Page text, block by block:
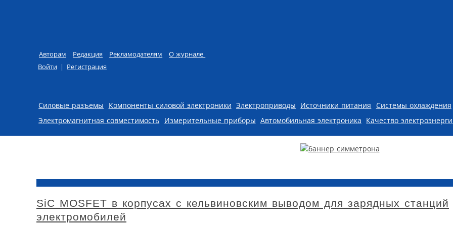
Авторам Редакция Рекламодателям
О журнале
Войти | Регистрация
Skip to content
Силовые разъемы Компоненты силовой электроники Электроприводы Источники питания Системы охлаждения
Электромагнитная совместимость Измерительные приборы Автомобильная электроника Качество
SiC MOSFET в корпусах с кельвиновским выводом для зарядных станций
электромобилей